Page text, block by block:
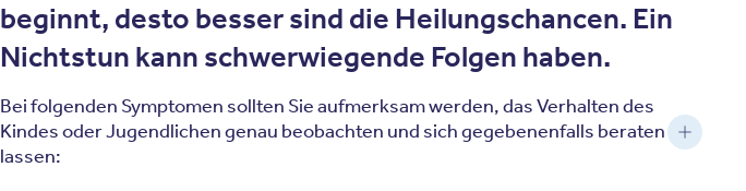
beginnt, desto besser sind die Heilungschancen. Ein
Nichtstun kann schwerwiegende Folgen haben.
Bei folgenden Symptomen sollten Sie aufmerksam werden, das Verhalten des
Kindes oder Jugendlichen genau beobachten und sich gegebenenfalls beraten
lassen: